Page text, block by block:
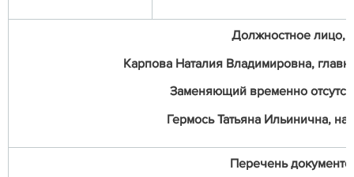
Должностное лицо,
Карпова Наталия Владимировна,
Заменяющий временно
Гермось Татьяна Ильинична,
Перечень